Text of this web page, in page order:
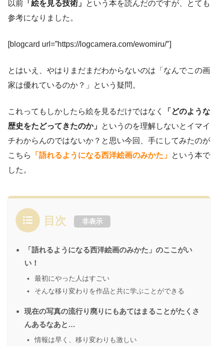
以前 「絵を見る技術」 という本を読んだのですが、とても
参考になりました。
[blogcard url=”https://logcamera.com/ewomiru/″]
とはいえ、やはりまだまだわからないのは「なんでこの画
家は優れているのか？」という疑問。
これってもしかしたら絵を見るだけではなく
「どのような
歴史をたどってきたのか」 というのを理解しないとイマイ
チわからんのではないか？と思い今回、手にしてみたのが
こちら
「語れるようになる西洋絵画のみかた」 という本で
した。
目次 非表示
「語れるようになる西洋絵画のみかた」のここがい
い！
最初にやった人はすごい
そんな移り変わりを作品と共に学ぶことができる
現在の写真の流行り廃りにもあてはまることがたくさ
んあるなあと…
情報は早く、移り変わりも激しい